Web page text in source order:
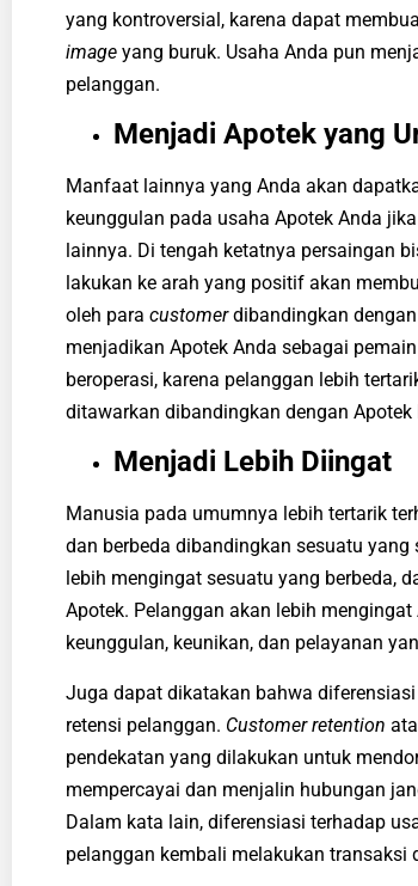
yang kontroversial, karena dapat
image yang buruk. Usaha Anda pun
pelanggan.
Menjadi Apotek yang
Manfaat lainnya yang Anda akan
keunggulan pada usaha Apotek Anda
lainnya. Di tengah ketatnya persaingan
lakukan ke arah yang positif akan
oleh para customerdibandingkan
menjadikan Apotek Anda sebagai
beroperasi, karena pelanggan lebih
ditawarkan dibandingkan dengan
Menjadi Lebih Diingat
Manusia pada umumnya lebih tertarik
dan berbeda dibandingkan sesuatu
lebih mengingat sesuatu yang berbeda,
Apotek. Pelanggan akan lebih
keunggulan, keunikan, dan pelayanan
Juga dapat dikatakan bahwa
retensi pelanggan. Customer retention
pendekatan yang dilakukan untuk
mempercayai dan menjalin hubungan
Dalam kata lain, diferensiasi terhadap
pelanggan kembali melakukan transaksi